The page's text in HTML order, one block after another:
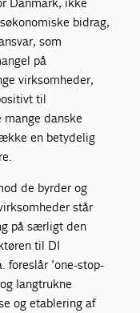
bidrag,
som
på
virksomheder,
til
danske
en betydelig
de byrder og
står
på særligt den
til DI
foreslår ’one-stop-
langtrukne
og etablering af